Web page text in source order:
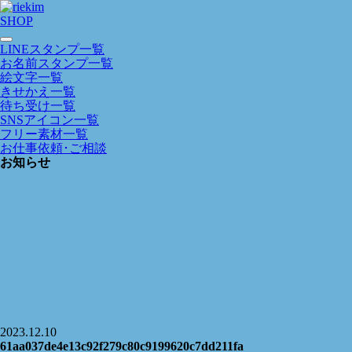
SHOP
LINEスタンプ一覧
お名前スタンプ一覧
絵文字一覧
きせかえ一覧
待ち受け一覧
SNSアイコン一覧
フリー素材一覧
お仕事依頼･ご相談
お知らせ
2023.12.10
61aa037de4e13c92f279c80c9199620c7dd211fa